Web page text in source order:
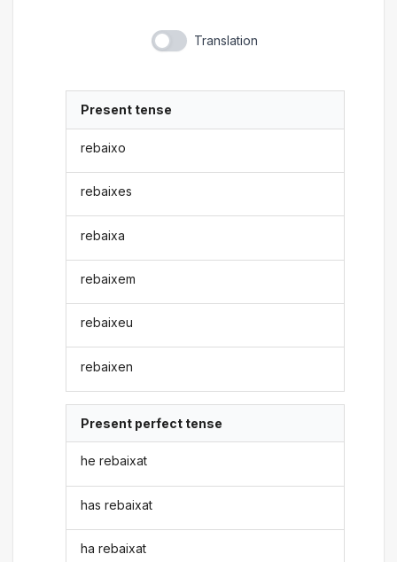
Translation
Present tense
rebaixo
rebaixes
rebaixa
rebaixem
rebaixeu
rebaixen
Present perfect tense
he rebaixat
has rebaixat
ha rebaixat